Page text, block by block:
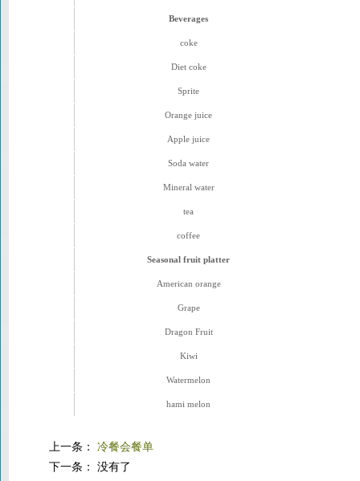
Beverages
coke
Diet coke
Sprite
Orange juice
Apple juice
Soda water
Mineral water
tea
coffee
Seasonal fruit platter
American orange
Grape
Dragon Fruit
Kiwi
Watermelon
hami melon
上一条： 冷餐会餐单
下一条： 没有了